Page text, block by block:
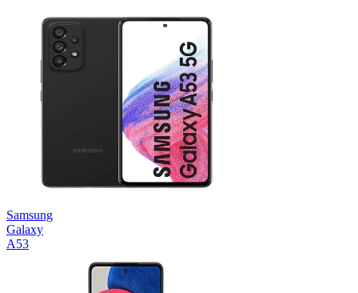
Samsung
Galaxy
A53